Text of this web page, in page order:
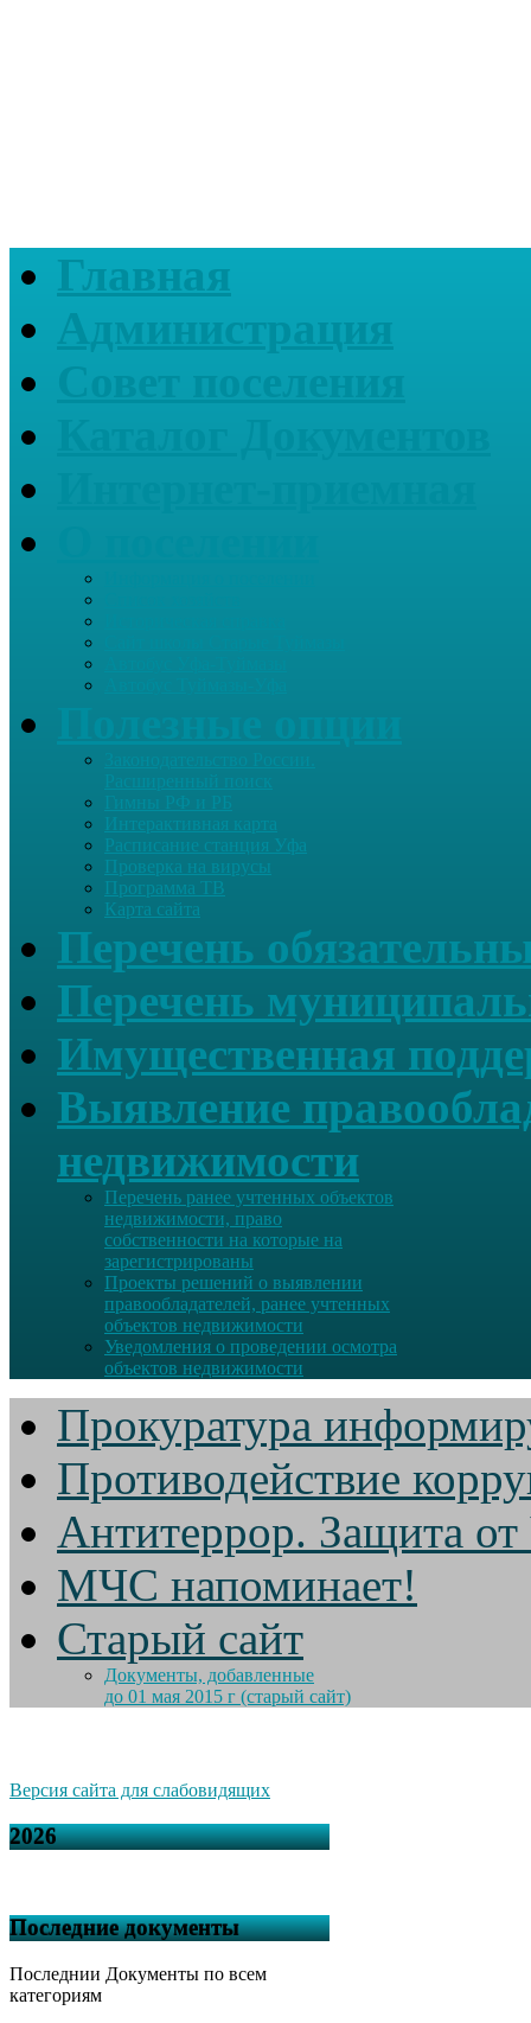
Главная
Администрация
Гимны РФ и РБ
Интерактивная карта
Расписание станция Уфа
Проверка на вирусы
Программа ТВ
Карта сайта
Перечень
Перечень
Имущественная
Выявление
недвижимости
Перечень ранее учтенных объектов
недвижимости, право
собственности на которые на
зарегистрированы
Проекты решений о выявлении
правообладателей, ранее учтенных
объектов недвижимости
Уведомления о проведении осмотра
объектов недвижимости
Прокуратура
Противодействие
Антитеррор. Защита
МЧС напоминает!
Старый сайт
Документы, добавленные
до 01 мая 2015 г (старый сайт)
Версия сайта для слабовидящих
2026
Последние документы
Последнии Документы по всем
категориям